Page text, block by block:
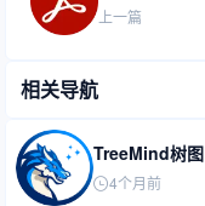
上一篇
相关导航
TreeMind树图
4个月前